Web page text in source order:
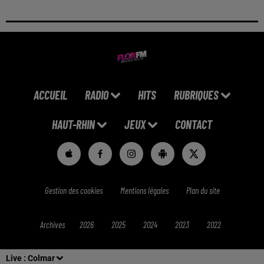
Live : Colmar
ACCUEIL RADIO HITS RUBRIQUES
HAUT-RHIN JEUX CONTACT
Gestion des cookies Mentions légales Plan du site
Archives 2026 2025 2024 2023 2022